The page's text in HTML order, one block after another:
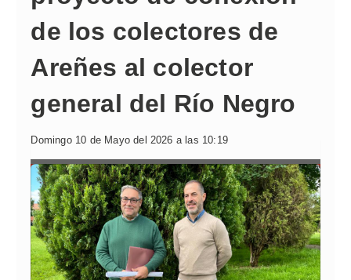
de los colectores de
Areñes al colector
general del Río Negro
Domingo 10 de Mayo del 2026 a las 10:19